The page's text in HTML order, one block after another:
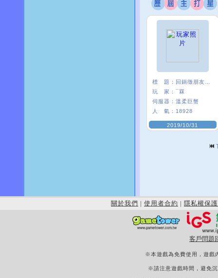
標 題：
玩 家： ¯罧
伺服器： 溫柔巨蟹
人 氣： 18928
2019/10/31
關於我們 | 使用者合約 | 隱私權保護
客戶問題
※本遊戲為免費使用，遊戲
※請注意遊戲時間，避免